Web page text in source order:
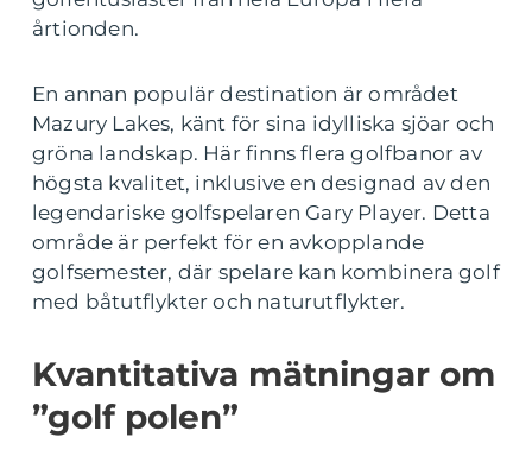
årtionden.
En annan populär destination är området
Mazury Lakes, känt för sina idylliska sjöar och
gröna landskap. Här finns flera golfbanor av
högsta kvalitet, inklusive en designad av den
legendariske golfspelaren Gary Player. Detta
område är perfekt för en avkopplande
golfsemester, där spelare kan kombinera golf
med båtutflykter och naturutflykter.
Kvantitativa mätningar om
”golf polen”